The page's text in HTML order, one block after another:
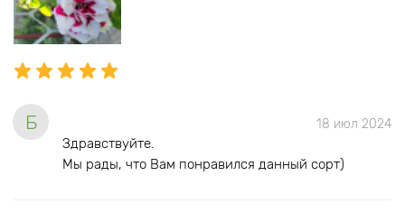
Б 18 июл 2024
Здравствуйте.
Мы рады, что Вам понравился данный сорт)